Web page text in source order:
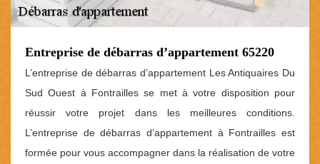
Entreprise de débarras d’appartement 65220
L’entreprise de débarras d’appartement Les Antiquaires Du
Sud Ouest à Fontrailles se met à votre disposition pour
réussir votre projet dans les meilleures conditions.
L’entreprise de débarras d’appartement à Fontrailles est
formée pour vous accompagner dans la réalisation de votre